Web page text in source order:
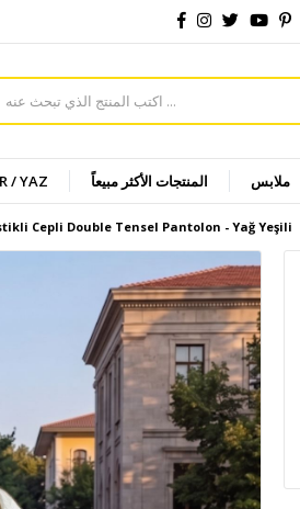
/ YAZ المنتجات الأكثر مبيعاً ملابس
Cepli Double Tensel Pantolon - Yağ Yeşili